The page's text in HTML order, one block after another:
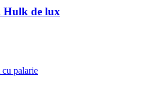
Hulk de lux